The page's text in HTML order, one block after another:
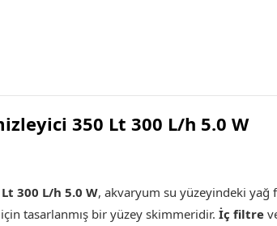
350 Lt 300 L/h 5.0 W
300 L/h 5.0 W, akvaryum su yüzeyindeki yağ
tasarlanmış bir yüzey skimmeridir. İç filtre